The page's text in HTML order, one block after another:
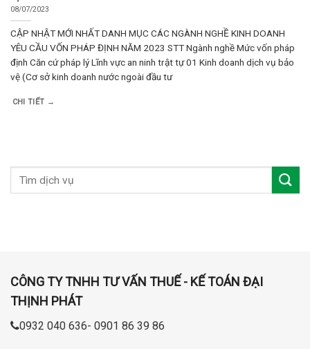
08/07/2023
CẬP NHẬT MỚI NHẤT DANH MỤC CÁC NGÀNH NGHỀ KINH DOANH
YÊU CẦU VỐN PHÁP ĐỊNH NĂM 2023 STT Ngành nghề Mức vốn pháp
định Căn cứ pháp lý Lĩnh vực an ninh trật tự 01 Kinh doanh dịch vụ bảo
vệ (Cơ sở kinh doanh nước ngoài đầu tư
CHI TIẾT →
CÔNG TY TNHH TƯ VẤN THUẾ - KẾ TOÁN ĐẠI
THỊNH PHÁT
0932 040 636- 0901 86 39 86